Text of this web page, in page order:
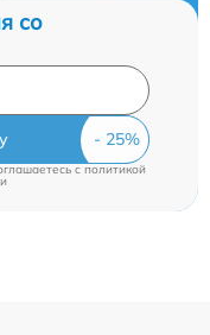
со
cполитикой